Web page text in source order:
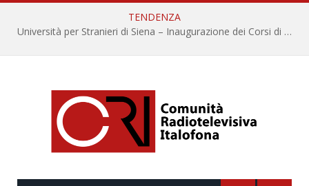
TENDENZA
Università per Stranieri di Siena – Inaugurazione dei Corsi di Lingua e Cultura Italiana, 109a annata